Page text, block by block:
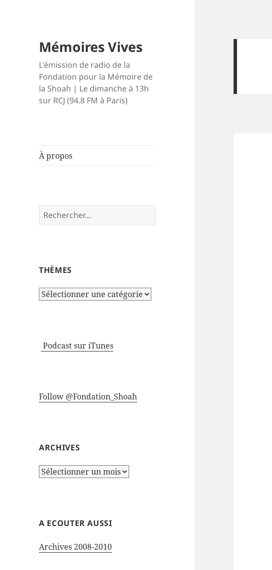
Mémoires Vives
L'émission de radio de la
Fondation pour la Mémoire de
la Shoah | Le dimanche à 13h
sur RCJ (94.8 FM à Paris)
À propos
Rechercher :
THÈMES
Thèmes
Podcast sur iTunes
Follow @Fondation_Shoah
ARCHIVES
Archives
A ECOUTER AUSSI
Archives 2008-2010